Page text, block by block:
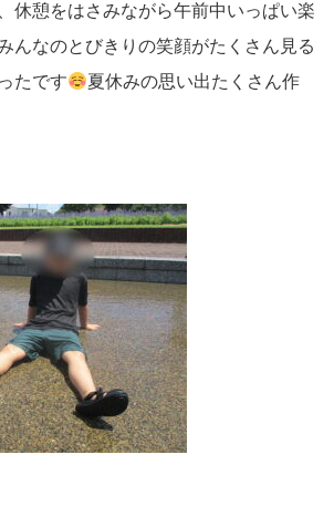
休憩をはさみながら午前中いっぱい楽
んなのとびきりの笑顔がたくさん見る
たです
夏休みの思い出たくさん作